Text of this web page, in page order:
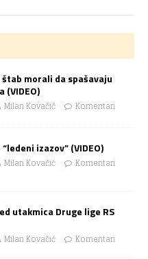
morali da spašavaju
(VIDEO)
Milan Kovačić
Komentari
izazov” (VIDEO)
Milan Kovačić
Komentari
utakmica Druge lige RS
Milan Kovačić
Komentari